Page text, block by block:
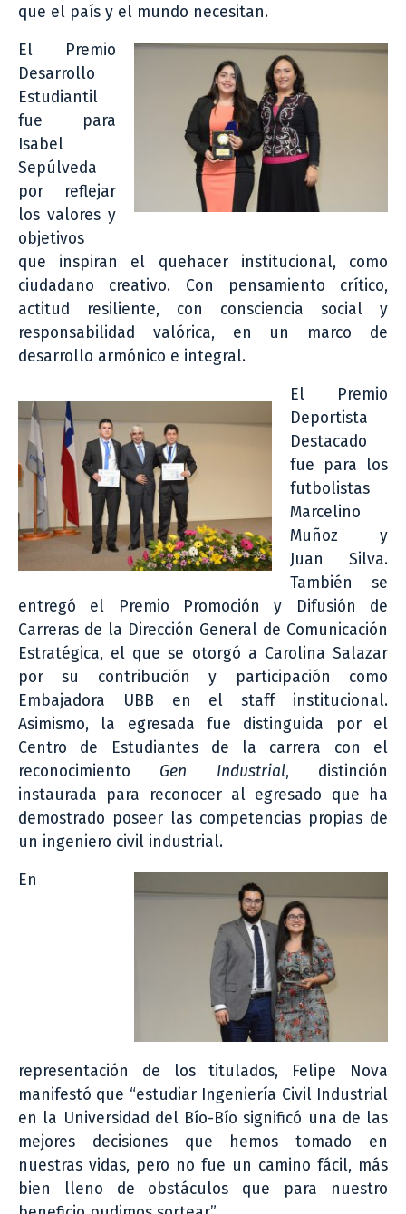
que el país y el mundo necesitan.
El Premio
Desarrollo
Estudiantil
fue para
Isabel
Sepúlveda
por reflejar
los valores y
objetivos
que inspiran el quehacer institucional, como
ciudadano creativo. Con pensamiento crítico,
actitud resiliente, con consciencia social y
responsabilidad valórica, en un marco de
desarrollo armónico e integral.
El Premio
Deportista
Destacado
fue para los
futbolistas
Marcelino
Muñoz y
Juan Silva.
También se
entregó el Premio Promoción y Difusión de
Carreras de la Dirección General de Comunicación
Estratégica, el que se otorgó a Carolina Salazar
por su contribución y participación como
Embajadora UBB en el staff institucional.
Asimismo, la egresada fue distinguida por el
Centro de Estudiantes de la carrera con el
reconocimiento Gen Industrial, distinción
instaurada para reconocer al egresado que ha
demostrado poseer las competencias propias de
un ingeniero civil industrial.
En
representación de los titulados, Felipe Nova
manifestó que “estudiar Ingeniería Civil Industrial
en la Universidad del Bío-Bío significó una de las
mejores decisiones que hemos tomado en
nuestras vidas, pero no fue un camino fácil, más
bien lleno de obstáculos que para nuestro